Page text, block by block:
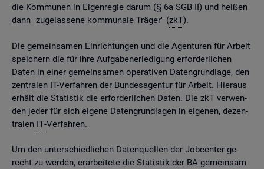
die Kom­mu­nen in Ei­gen­re­gie darum (§ 6a SGB II) und hei­ßen
dann "zu­ge­las­se­ne kom­mu­na­le Trä­ger" (zkT).
Die ge­mein­sa­men Ein­rich­tun­gen und die Agen­tu­ren für Ar­beit
spei­chern die für ihre Auf­ga­ben­er­le­di­gung er­for­der­li­chen
Daten in einer ge­mein­sa­men ope­ra­ti­ven Da­ten­grund­la­ge, den
zen­tra­len IT-Ver­fah­ren der Bun­des­agen­tur für Ar­beit. Hier­aus
er­hält die Sta­tis­tik die er­for­der­li­chen Daten. Die zkT ver­wen­
den jeder für sich ei­ge­ne Da­ten­grund­la­gen in ei­ge­nen, de­zen­
tra­len IT-Ver­fah­ren.
Um den un­ter­schied­li­chen Da­ten­quel­len der Job­cen­ter ge­
recht zu wer­den, er­ar­bei­te­te die Sta­tis­tik der BA ge­mein­sam